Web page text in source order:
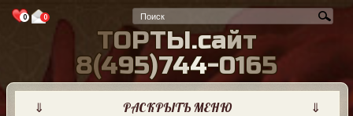
0 0
ТОРТЫ.сайт
8(495)744-0165
⇓ РАСКРЫТЬ МЕНЮ ⇓